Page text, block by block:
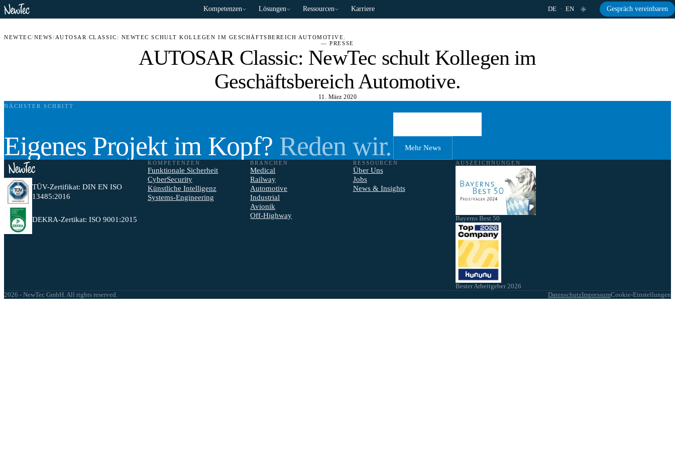
Kompetenzen Lösungen Ressourcen Karriere DE · EN Gespräch vereinbaren
NEWTEC/NEWS/ AUTOSAR CLASSIC: NEWTEC SCHULT KOLLEGEN IM GESCHÄFTSBEREICH AUTOMOTIVE.
— PRESSE
AUTOSAR Classic: NewTec schult Kollegen im
Geschäftsbereich Automotive.
11. März 2020
NÄCHSTER SCHRITT
Eigenes Projekt im Kopf? Reden wir. Mehr News
TÜV-Zertifikat: DIN EN ISO
13485:2016
DEKRA-Zertikat: ISO 9001:2015
KOMPETENZEN
Funktionale Sicherheit
CyberSecurity
Künstliche Intelligenz
Systems-Engineering
BRANCHEN
Medical
Railway
Automotive
Industrial
Avionik
Off-Highway
RESSOURCEN
Über Uns
Jobs
News & Insights
AUSZEICHNUNGEN
Bayerns Best 50
Bester Arbeitgeber 2026
2026 - NewTec GmbH. All rights reserved. DatenschutzImpressumCookie-Einstellungen